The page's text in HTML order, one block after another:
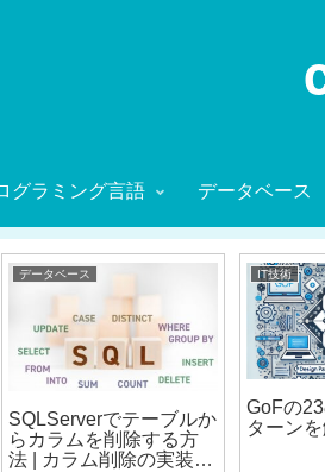
グラミング言語 データベース
データベース
SQLServerでテーブルか
らカラムを削除する方
法 | カラム削除の実装サ
IT技術
GoFの
ターン